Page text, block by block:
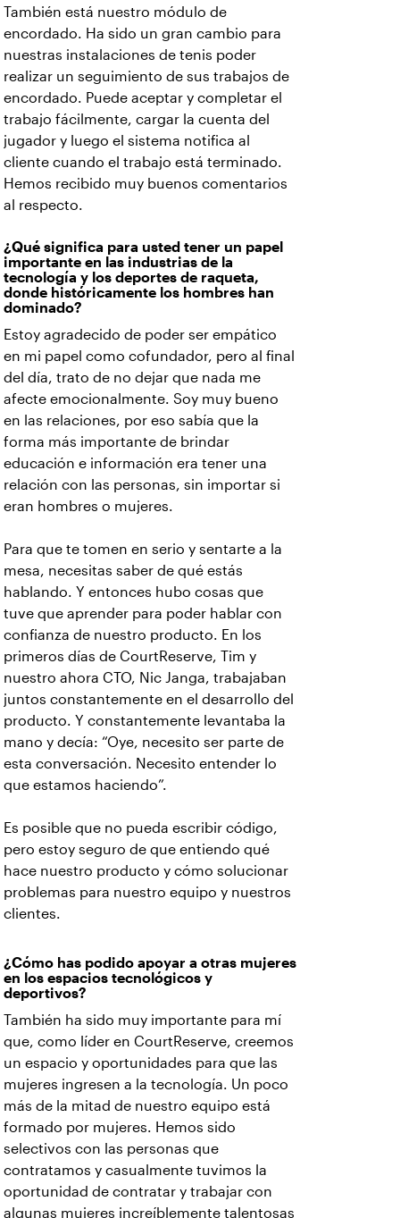
También está nuestro módulo de
encordado. Ha sido un gran cambio para
nuestras instalaciones de tenis poder
realizar un seguimiento de sus trabajos de
encordado. Puede aceptar y completar el
trabajo fácilmente, cargar la cuenta del
jugador y luego el sistema notifica al
cliente cuando el trabajo está terminado.
Hemos recibido muy buenos comentarios
al respecto.
¿Qué significa para usted tener un papel
importante en las industrias de la
tecnología y los deportes de raqueta,
donde históricamente los hombres han
dominado?
Estoy agradecido de poder ser empático
en mi papel como cofundador, pero al final
del día, trato de no dejar que nada me
afecte emocionalmente. Soy muy bueno
en las relaciones, por eso sabía que la
forma más importante de brindar
educación e información era tener una
relación con las personas, sin importar si
eran hombres o mujeres.
Para que te tomen en serio y sentarte a la
mesa, necesitas saber de qué estás
hablando. Y entonces hubo cosas que
tuve que aprender para poder hablar con
confianza de nuestro producto. En los
primeros días de CourtReserve, Tim y
nuestro ahora CTO, Nic Janga, trabajaban
juntos constantemente en el desarrollo del
producto. Y constantemente levantaba la
mano y decía: “Oye, necesito ser parte de
esta conversación. Necesito entender lo
que estamos haciendo”.
Es posible que no pueda escribir código,
pero estoy seguro de que entiendo qué
hace nuestro producto y cómo solucionar
problemas para nuestro equipo y nuestros
clientes.
¿Cómo has podido apoyar a otras mujeres
en los espacios tecnológicos y
deportivos?
También ha sido muy importante para mí
que, como líder en CourtReserve, creemos
un espacio y oportunidades para que las
mujeres ingresen a la tecnología. Un poco
más de la mitad de nuestro equipo está
formado por mujeres. Hemos sido
selectivos con las personas que
contratamos y casualmente tuvimos la
oportunidad de contratar y trabajar con
algunas mujeres increíblemente talentosas